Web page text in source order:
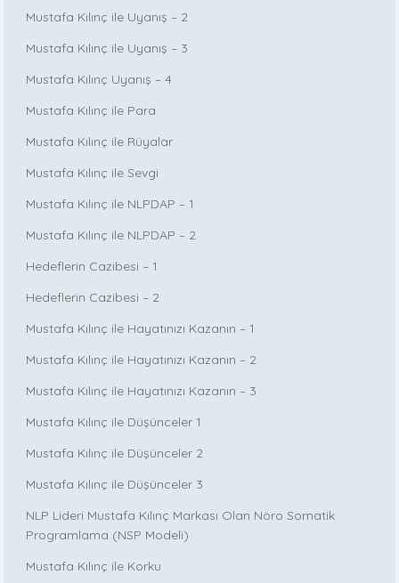
Mustafa Kılınç ile Uyanış – 2
Mustafa Kılınç ile Uyanış – 3
Mustafa Kılınç Uyanış – 4
Mustafa Kılınç ile Para
Mustafa Kılınç ile Rüyalar
Mustafa Kılınç ile Sevgi
Mustafa Kılınç ile NLPDAP – 1
Mustafa Kılınç ile NLPDAP – 2
Hedeflerin Cazibesi – 1
Hedeflerin Cazibesi – 2
Mustafa Kılınç ile Hayatınızı Kazanın – 1
Mustafa Kılınç ile Hayatınızı Kazanın – 2
Mustafa Kılınç ile Hayatınızı Kazanın – 3
Mustafa Kılınç ile Düşünceler 1
Mustafa Kılınç ile Düşünceler 2
Mustafa Kılınç ile Düşünceler 3
NLP Lideri Mustafa Kılınç Markası Olan Nöro Somatik
Programlama (NSP Modeli)
Mustafa Kılınç ile Korku